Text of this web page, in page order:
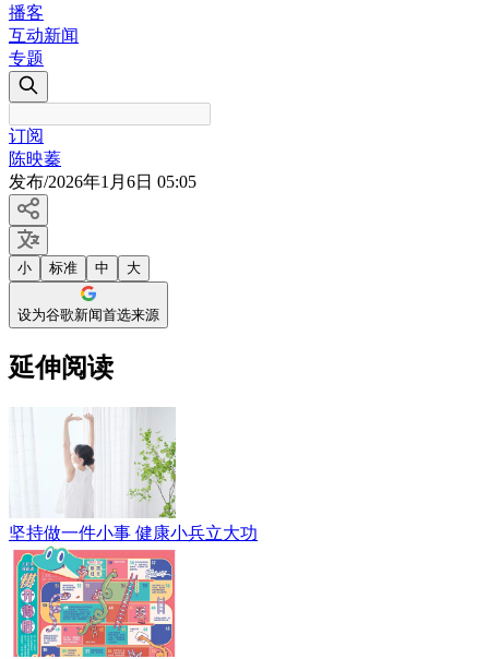
播客
互动新闻
专题
订阅
陈映蓁
发布/2026年1月6日 05:05
小 标准 中 大
设为谷歌新闻首选来源
延伸阅读
坚持做一件小事 健康小兵立大功